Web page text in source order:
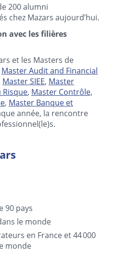
200 alumni
chez Mazars aujourd’hui.
avec les filières
et les Masters de
Master Audit and Financial
Master SIEE, Master
Risque, Master Contrôle,
, Master Banque et
année, la rencontre
90 pays
le monde
en France et 44 000
monde